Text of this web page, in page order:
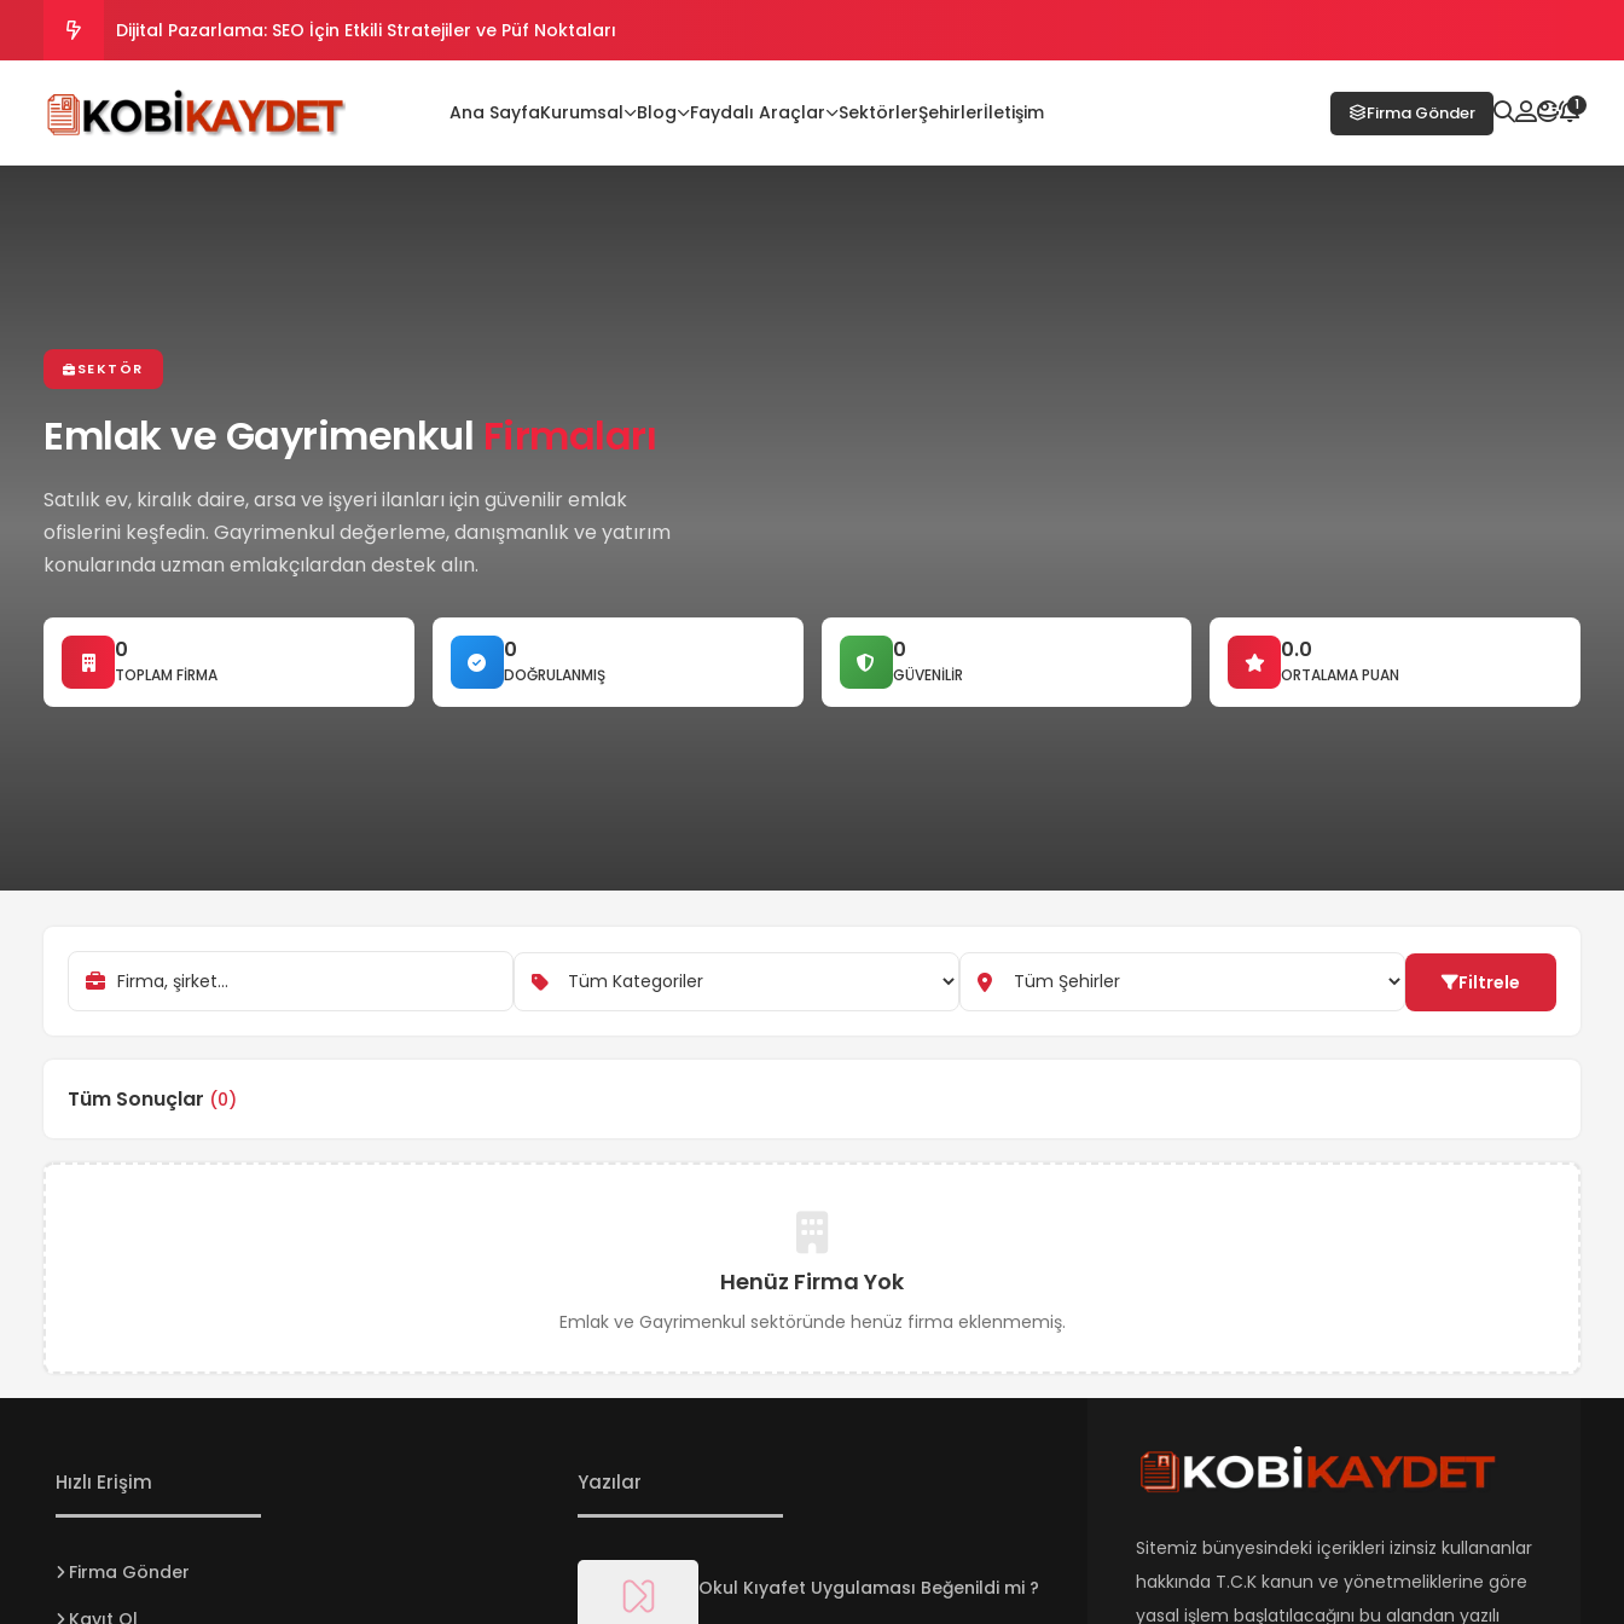
Dijital Pazarlama: SEO İçin Etkili Stratejiler ve Püf Noktaları
Dijital Pazarlama Stratejileri: SEO İpuçları ve Taktikler
Ana SayfaKurumsal Blog Faydalı Araçlar SektörlerŞehirlerİletişim Firma Gönder 1
SEKTÖR
Emlak ve Gayrimenkul Firmaları
Satılık ev, kiralık daire, arsa ve işyeri ilanları için güvenilir emlak
ofislerini keşfedin. Gayrimenkul değerleme, danışmanlık ve yatırım
konularında uzman emlakçılardan destek alın.
0
TOPLAM FIRMA
0
DOĞRULANMIŞ
0
GÜVENILIR
0.0
ORTALAMA PUAN
Filtrele
Tüm Sonuçlar (0)
Henüz Firma Yok
Emlak ve Gayrimenkul sektöründe henüz firma eklenmemiş.
Hızlı Erişim
Firma Gönder
Kayıt Ol
Yazılar
Okul Kıyafet Uygulaması Beğenildi mi ?
Sitemiz bünyesindeki içerikleri izinsiz kullananlar
hakkında T.C.K kanun ve yönetmeliklerine göre
yasal işlem başlatılacağını bu alandan yazılı